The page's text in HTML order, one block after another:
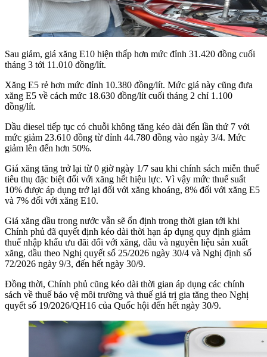
Sau giảm, giá xăng E10 hiện thấp hơn mức đỉnh 31.420 đồng cuối
tháng 3 tới 11.010 đồng/lít.
Xăng E5 rẻ hơn mức đỉnh 10.380 đồng/lít. Mức giá này cũng đưa
xăng E5 về cách mức 18.630 đồng/lít cuối tháng 2 chỉ 1.100
đồng/lít.
Dầu diesel tiếp tục có chuỗi không tăng kéo dài đến lần thứ 7 với
mức giảm 23.610 đồng từ đỉnh 44.780 đồng vào ngày 3/4. Mức
giảm lên đến hơn 50%.
Giá xăng tăng trở lại từ 0 giờ ngày 1/7 sau khi chính sách miễn thuế
tiêu thụ đặc biệt đối với xăng hết hiệu lực. Vì vậy mức thuế suất
10% được áp dụng trở lại đối với xăng khoáng, 8% đối với xăng E5
và 7% đối với xăng E10.
Giá xăng dầu trong nước vẫn sẽ ổn định trong thời gian tới khi
Chính phủ đã quyết định kéo dài thời hạn áp dụng quy định giảm
thuế nhập khẩu ưu đãi đối với xăng, dầu và nguyên liệu sản xuất
xăng, dầu theo Nghị quyết số 25/2026 ngày 30/4 và Nghị định số
72/2026 ngày 9/3, đến hết ngày 30/9.
Đồng thời, Chính phủ cũng kéo dài thời gian áp dụng các chính
sách về thuế bảo vệ môi trường và thuế giá trị gia tăng theo Nghị
quyết số 19/2026/QH16 của Quốc hội đến hết ngày 30/9.